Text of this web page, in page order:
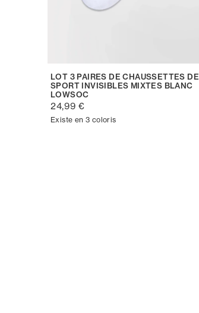
LOT 3 PAIRES DE CHAUSSETTES DE
SPORT INVISIBLES MIXTES BLANC
LOWSOC
24,99 €
Existe en 3 coloris